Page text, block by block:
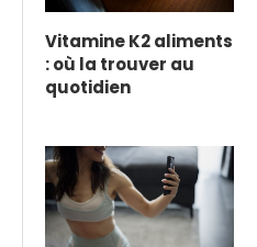
Vitamine K2 aliments
: où la trouver au
quotidien